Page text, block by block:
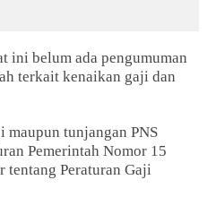
ini belum ada pengumuman
terkait kenaikan gaji dan
maupun tunjangan PNS
Pemerintah Nomor 15
tentang Peraturan Gaji